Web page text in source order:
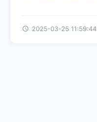
2025-03-25 11:59:44